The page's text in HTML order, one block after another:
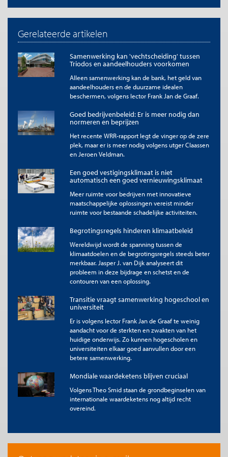
Er weinig substitutiemogelijkheden zijn binnen de EU.
binnen de EU.
De import voornamelijk uit een land komt dat slecht scoort
op de index voor bestuurlijke en institutionele kwaliteit
(World Governance Indicator) van de Wereldbank.
Voor meer informatie over de berekeningswijze en methode
verwijzen we naarbijlage 1 (download). De beperkingen van
onze methode staan inbijlage 2 (download) . Omdat we met
bovenstaande methode niet specifiek rekening houden met
eventuele wederuitvoer van een grondstof of product, bekijken
we per item hoe groot de importwaarde is in verhouding tot de
totale handel in dit product (dus de Nederlandse invoer en
uitvoer samen). Dit geeft een extra kwetsbaarheidsindicatie
aan: hoe hoger deze ratio is, hoe meer we van dit product
importeren ten opzichte van wat we exporteren, dus hoe
kwetsbaarder het product.
Op basis van onze berekeningen lichten we hieronder een
aantal productcategorieën uit die volgens ons cruciaal zijn voor
de Nederlandse economie. Zo zijn deze productgroepen onder
andere belangrijk voor de transitie naar een groenere
economie zoals opgesteld door de OESO (2023). Het gaat om
metalen, mineralen en chemicaliën. Bovendien belichten we
ook een categorie ‘overig’ waarin onder andere de waardeketen
van halfgeleiders aan bod komt. Importkwetsbaarheden op het
terrein van landbouwproducten behandelen we in een aparte
Overzicht van Nederlandse
importkwetsbaarheden
Importkwetsbaarheid metalen
Tabel 1 geeft een overzicht van de importkwetsbaarheid van de
Nederlandse economie op het gebied van metalen. Veel van
deze kwetsbare metalen zijn belangrijk voor de
energietransitie. Voor sommige kwetsbare metalen zijn we niet
alleen van een ander land afhankelijk voor het ruwe materiaal,
maar ook voor de bewerking ervan. Dat geldt bijvoorbeeld
voor magnesium. Magnesium is een licht metaal dat wordt
gebruikt in bijvoorbeeld auto’s maar ook in laptops
Gerelateerde artikelen
Samenwerking kan 'vechtscheiding' tussen
Triodos en aandeelhouders voorkomen
Alleen samenwerking kan de bank, het geld van
aandeelhouders en de duurzame idealen
beschermen, volgens lector Frank Jan de Graaf.
Goed bedrijvenbeleid: Er is meer nodig dan
normeren en beprijzen
Het recente WRR-rapport legt de vinger op de zere
plek, maar er is meer nodig volgens utger Claassen
en Jeroen Veldman.
Een goed vestigingsklimaat is niet
automatisch een goed vernieuwingsklimaat
Meer ruimte voor bedrijven met innovatieve
maatschappelijke oplossingen vereist minder
ruimte voor bestaande schadelijke activiteiten.
Begrotingsregels hinderen klimaatbeleid
Wereldwijd wordt de spanning tussen de
klimaatdoelen en de begrotingsregels steeds beter
merkbaar. Jasper J. van Dijk analyseert dit
probleem in deze bijdrage en schetst en de
contouren van een oplossing.
Transitie vraagt samenwerking hogeschool en
universiteit
Er is volgens lector Frank Jan de Graaf te weinig
aandacht voor de sterkten en zwakten van het
huidige onderwijs. Zo kunnen hogescholen en
universiteiten elkaar goed aanvullen door een
betere samenwerking.
Mondiale waardeketens blijven cruciaal
Volgens Theo Smid staan de grondbeginselen van
internationale waardeketens nog altijd recht
overeind.